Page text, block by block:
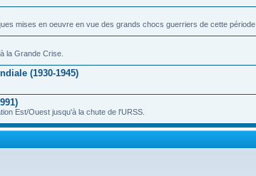
mises en oeuvre en vue des grands chocs guerriers de cette période.
la Grande Crise.
(1930-1945)
Est/Ouest jusqu'à la chute de l'URSS.